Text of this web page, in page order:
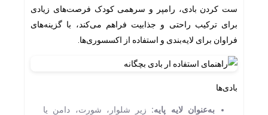
ست کردن بادی، رامپر و سرهمی کودک فرصت‌های زیادی
برای ترکیب راحتی و جذابیت فراهم می‌کند، با گزینه‌های
فراوان برای لایه‌بندی و استفاده از اکسسوری‌ها.
بادی‌ها
به‌عنوان لایه پایه: زیر شلوار، شورت، دامن یا